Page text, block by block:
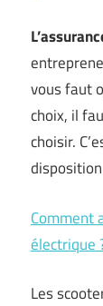
vous faut
choix, il
choisir.
Comment
électrique
Les